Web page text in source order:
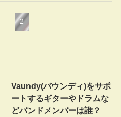
Vaundy(バウンディ)をサポ
ートするギターやドラムな
どバンドメンバーは誰？